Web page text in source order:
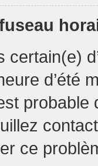
certain(e)
d’été
probable
ce